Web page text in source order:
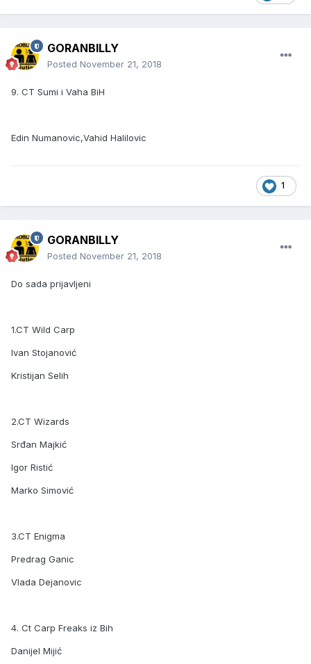
GORANBILLY
Posted November 21, 2018
9. CT Sumi i Vaha BiH
Edin Numanovic,Vahid Halilovic
1
GORANBILLY
Posted November 21, 2018
Do sada prijavljeni
1.CT Wild Carp
Ivan Stojanović
Kristijan Selih
2.CT Wizards
Srđan Majkić
Igor Ristić
Marko Simović
3.CT Enigma
Predrag Ganic
Vlada Dejanovic
4. Ct Carp Freaks iz Bih
Danijel Mijić